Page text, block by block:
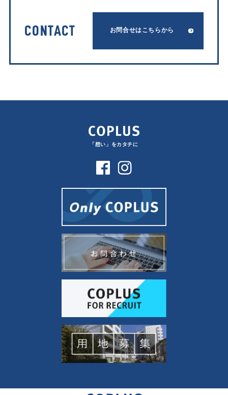
CONTACT お問合せはこちらから
「想い」をカタチに